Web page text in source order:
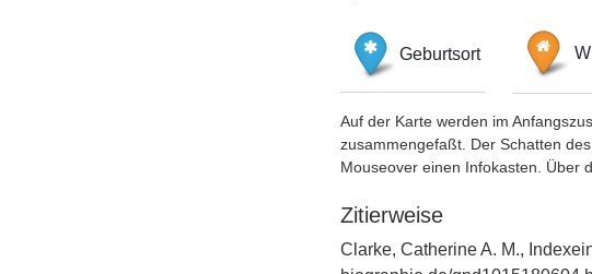
Geburtsort
Auf der Karte werden im
zusammengefaßt. Der Schatten
Mouseover einen Infokasten. Über
Zitierweise
Clarke, Catherine A. M.,